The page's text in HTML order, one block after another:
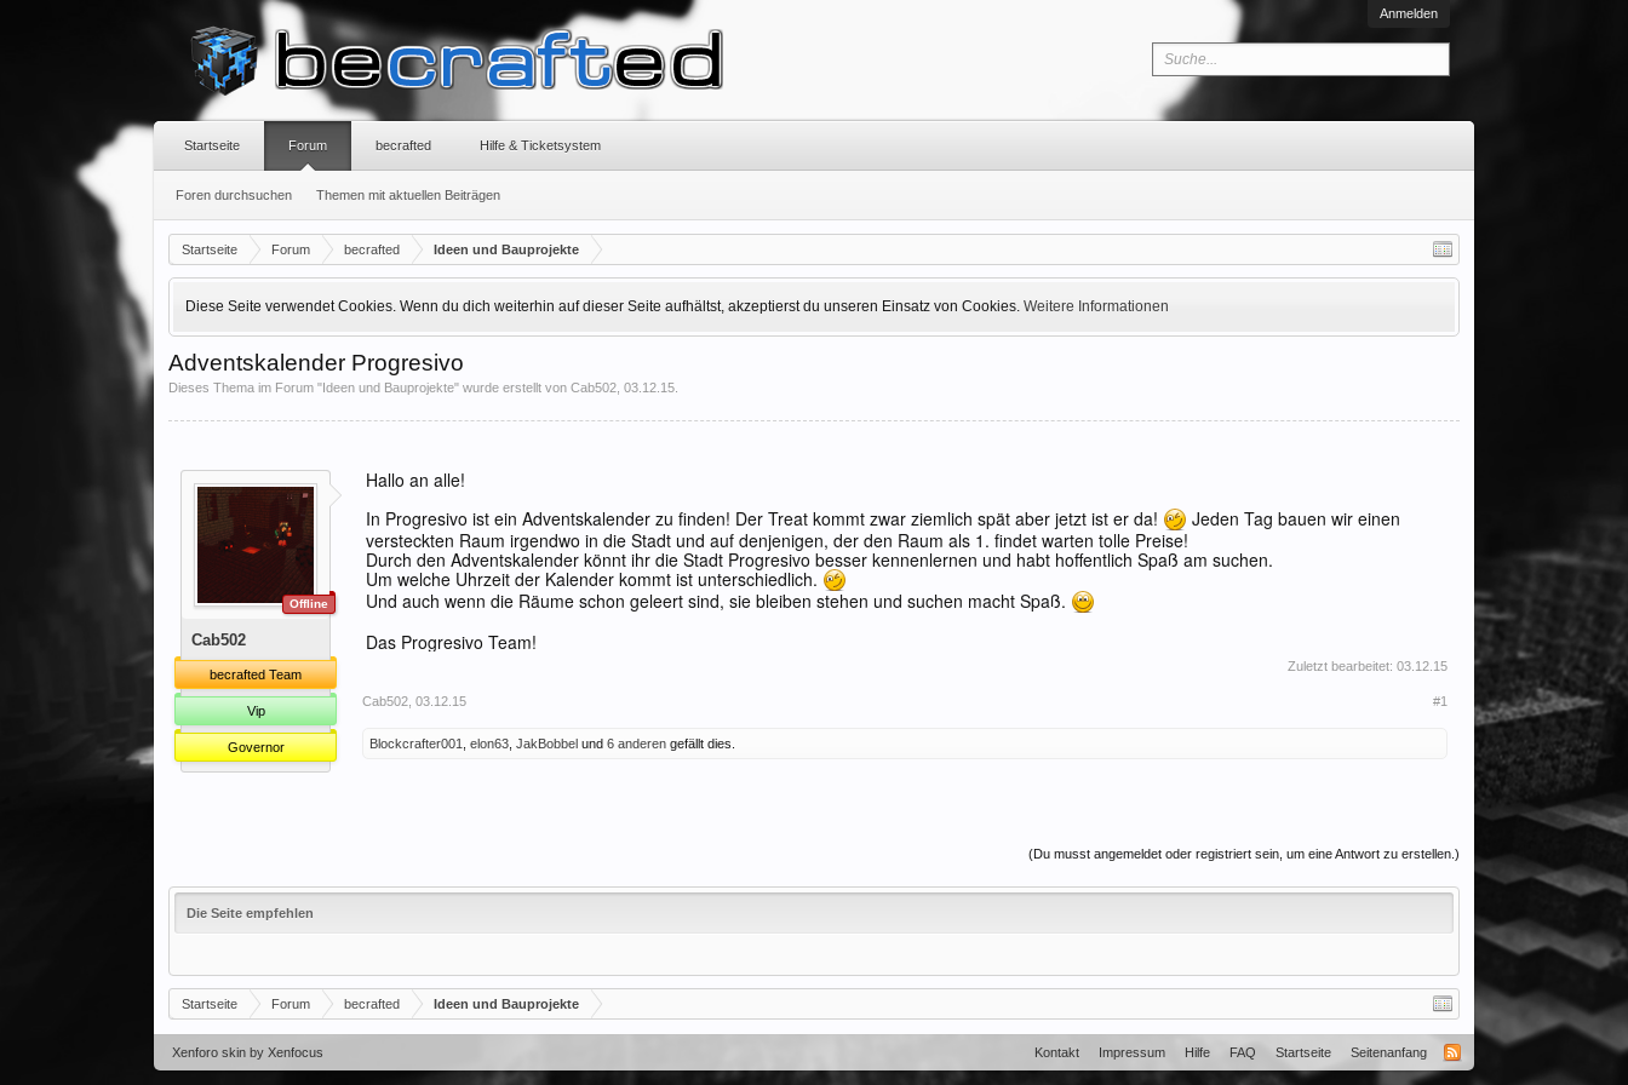
Anmelden
Startseite Forum becrafted Ideen und Bauprojekte
Diese Seite verwendet Cookies. Wenn du dich weiterhin auf dieser Seite aufhältst, akzeptierst du unseren Einsatz von Cookies. Weitere Informationen
Adventskalender Progresivo
Dieses Thema im Forum "Ideen und Bauprojekte" wurde erstellt von Cab502 03.12.15
Offline
Cab502
becrafted Team
Vip
Governor
Hallo an alle!
In Progresivo ist ein Adventskalender zu finden! Der Treat kommt zwar ziemlich spät aber jetzt ist er da!
Jeden Tag bauen wir einen
versteckten Raum irgendwo in die Stadt und auf denjenigen, der den Raum als 1. findet warten tolle Preise!
Durch den Adventskalender könnt ihr die Stadt Progresivo besser kennenlernen und habt hoffentlich Spaß am suchen.
Um welche Uhrzeit der Kalender kommt ist unterschiedlich.
Und auch wenn die Räume schon geleert sind, sie bleiben stehen und suchen macht Spaß.
Das Progresivo Team!
Zuletzt bearbeitet: 03.12.15
Cab502 03.12.15 #1
Blockcrafter001 elon63 JakBobbel und 6 anderen gefällt dies.
(Du musst angemeldet oder registriert sein, um eine Antwort zu erstellen.)
Die Seite empfehlen
Startseite Forum becrafted Ideen und Bauprojekte
Startseite Forum
Foren durchsuchen Themen mit aktuellen Beiträgen
becrafted Hilfe & Ticketsystem
Xenforo skin by Xenfocus Kontakt Impressum Hilfe FAQ Startseite Seitenanfang